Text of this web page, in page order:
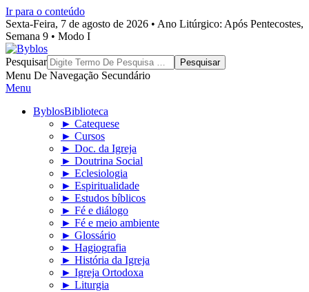
Ir para o conteúdo
Sexta-Feira, 7 de agosto de 2026 • Ano Litúrgico: Após Pentecostes,
Semana 9 • Modo I
Byblos
Pesquisar
Menu De Navegação Secundário
Menu
ByblosBiblioteca
► Catequese
► Cursos
► Doc. da Igreja
► Doutrina Social
► Eclesiologia
► Espiritualidade
► Estudos bíblicos
► Fé e diálogo
► Fé e meio ambiente
► Glossário
► Hagiografia
► História da Igreja
► Igreja Ortodoxa
► Liturgia